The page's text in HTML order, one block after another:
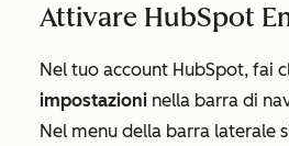
Attivare HubSpot
Nel tuo account HubSpot, fai
impostazioni nella barra di
Nel menu della barra laterale